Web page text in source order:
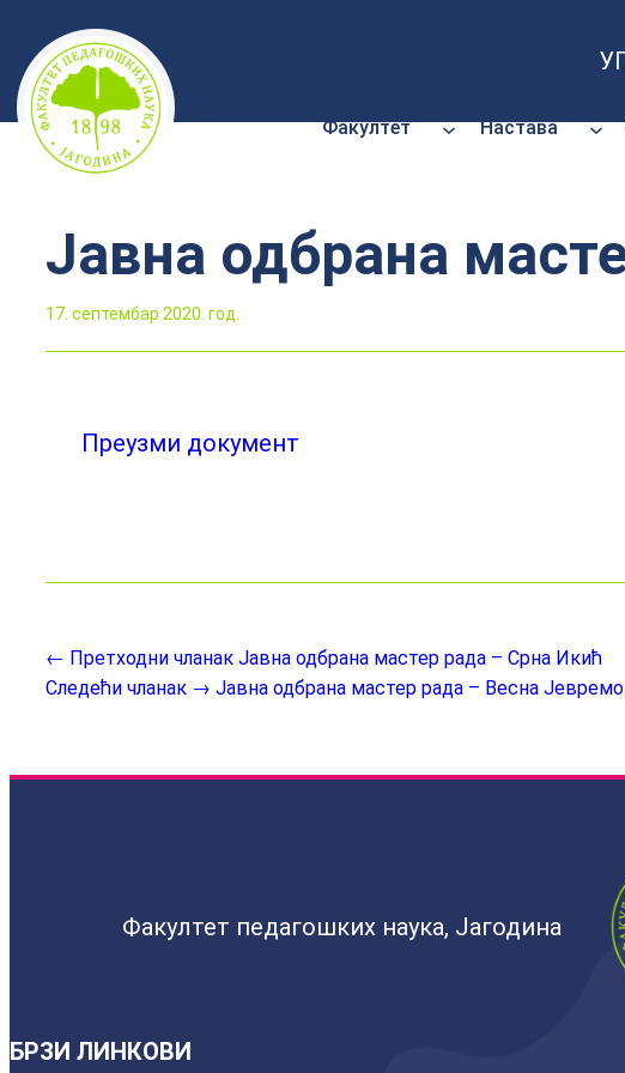
Скочи
на
садржај
Факултет Настава
Јавна одбрана
17. септембар 2020. год.
Преузми документ
← Претходни чланак Јавна одбрана мастер рада – Срна Икић
Следећи чланак → Јавна одбрана мастер рада – Весна
Факултет педагошких наука, Јагодина
БРЗИ ЛИНКОВИ